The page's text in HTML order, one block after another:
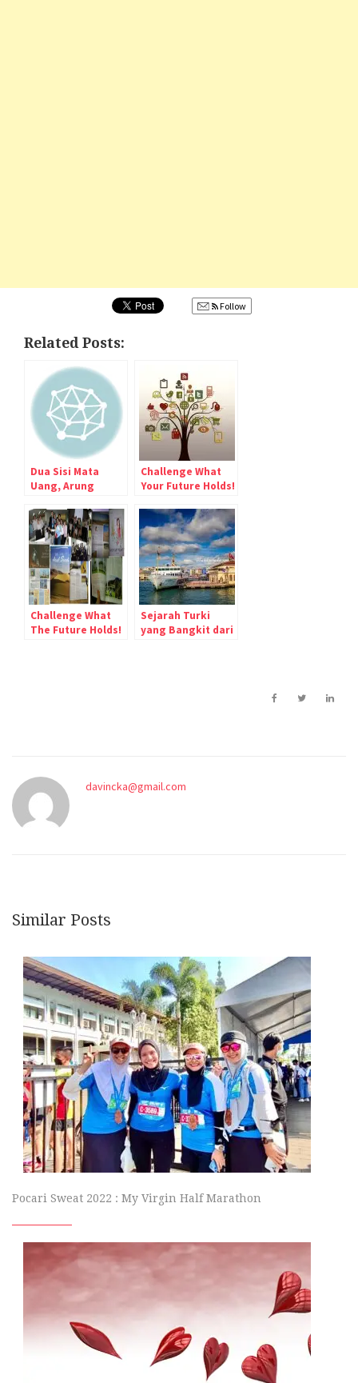
Follow
Related Posts:
Dua Sisi Mata
Uang, Arung
Challenge What
Your Future Holds!
Challenge What
The Future Holds!
Sejarah Turki
yang Bangkit dari
davincka@gmail.com
Similar Posts
Pocari Sweat 2022 : My Virgin Half Marathon